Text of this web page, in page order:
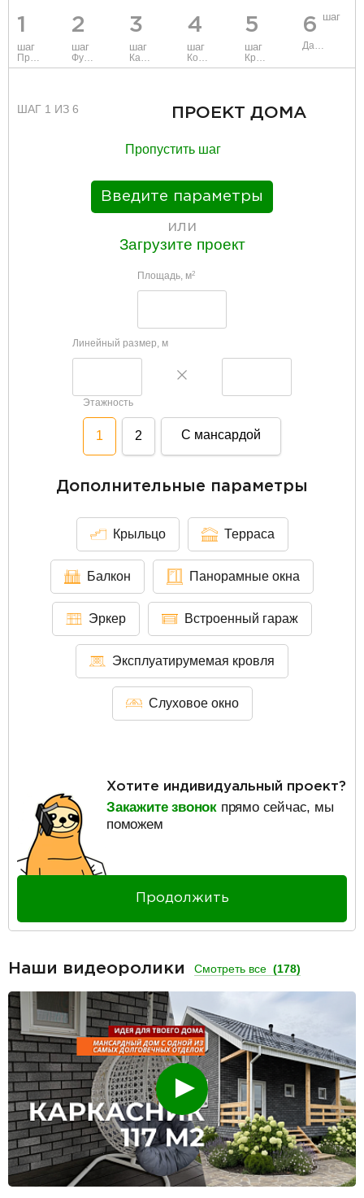
1
шаг
2
шаг
3
шаг
4
шаг
5
шаг
6 шаг
ШАГ 1 ИЗ 6 ПРОЕКТ ДОМА
Пропустить шаг
Введите параметры
или
Загрузите проект
Площадь, м2
Линейный размер, м
Этажность
1 2 С мансардой
Дополнительные параметры
Крыльцо Терраса
Балкон Панорамные окна
Эркер Встроенный гараж
Эксплуатирумемая кровля
Слуховое окно
Хотите индивидуальный проект?
Закажите звонок прямо сейчас, мы
поможем
Продолжить
Наши видеоролики Смотреть все (178)
Смотреть